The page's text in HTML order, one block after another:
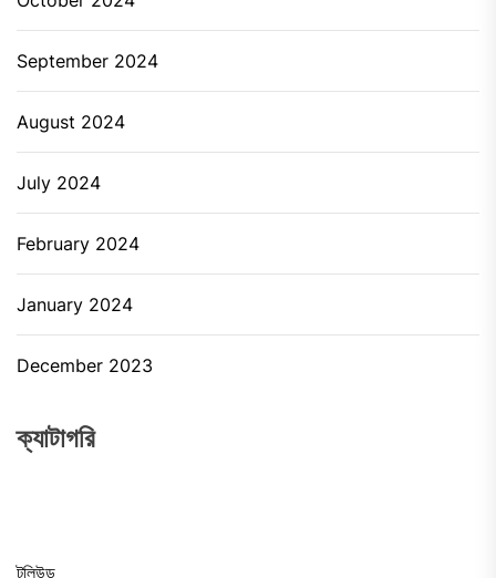
September 2024
August 2024
July 2024
February 2024
January 2024
December 2023
ক্যাটাগরি
টলিউড